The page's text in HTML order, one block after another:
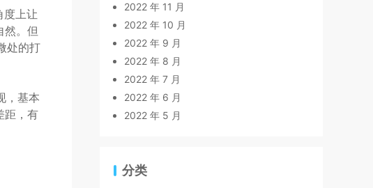
度上让
然。但
处的打
，基本
距，有
2022 年 11 月
2022 年 10 月
2022 年 9 月
2022 年 8 月
2022 年 7 月
2022 年 6 月
2022 年 5 月
分类